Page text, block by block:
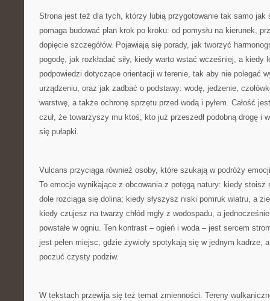
Strona jest też dla tych, którzy lubią przygotowanie tak samo jak
pomaga budować plan krok po kroku: od pomysłu na kierunek,
dopięcie szczegółów. Pojawiają się porady, jak tworzyć
pogodę, jak rozkładać siły, kiedy warto wstać wcześniej, a kiedy
podpowiedzi dotyczące orientacji w terenie, tak aby nie polegać
urządzeniu, oraz jak zadbać o podstawy: wodę, jedzenie,
warstwę, a także ochronę sprzętu przed wodą i pyłem. Całość
czuł, że towarzyszy mu ktoś, kto już przeszedł podobną drogę i
się pułapki.
Vulcans przyciąga również osoby, które szukają w podróży
To emocje wynikające z obcowania z potęgą natury: kiedy stoisz
dole rozciąga się dolina; kiedy słyszysz niski pomruk wiatru, a
kiedy czujesz na twarzy chłód mgły z wodospadu, a
powstałe w ogniu. Ten kontrast – ogień i woda – jest sercem
jest pełen miejsc, gdzie żywioły spotykają się w jednym kadrze,
poczuć czysty podziw.
W tekstach przewija się też temat zmienności. Tereny